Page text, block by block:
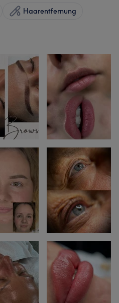
Haarentfernung